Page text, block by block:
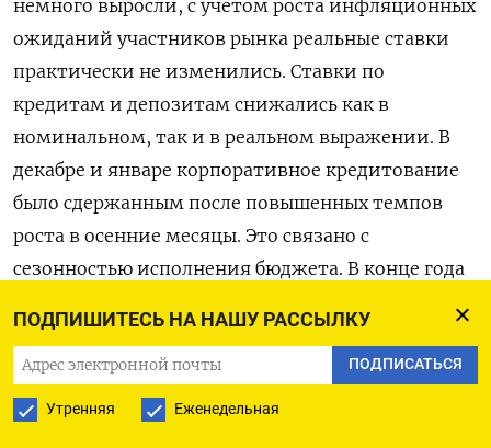
ПОДПИШИТЕСЬ НА НАШУ РАССЫЛКУ
ПОДПИСАТЬСЯ
Утренняя Еженедельная